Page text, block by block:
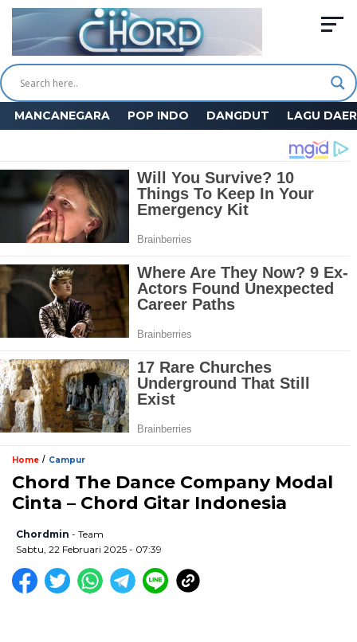
MANCANEGARA POP INDO DANGDUT LAGU
Home / Campur
Chord The Dance Company Modal
Cinta – Chord Gitar Indonesia
Chordmin - Team
Sabtu, 22 Februari 2025 - 07:39